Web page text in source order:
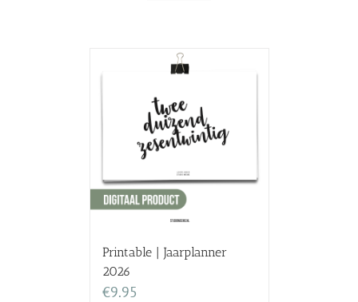
Printable | Jaarplanner
2026
€9.95